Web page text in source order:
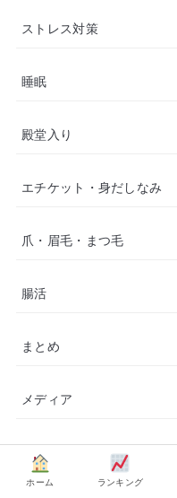
ストレス対策
睡眠
殿堂入り
エチケット・身だしなみ
爪・眉毛・まつ毛
腸活
まとめ
メディア
ダイエット
ホーム ランキング